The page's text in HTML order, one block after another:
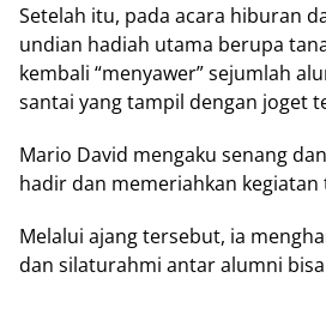
Setelah itu, pada acara hiburan
undian hadiah utama berupa
kembali “menyawer” sejumlah
santai yang tampil dengan joget
Mario David mengaku senang
hadir dan memeriahkan kegiatan
Melalui ajang tersebut, ia
dan silaturahmi antar alumni